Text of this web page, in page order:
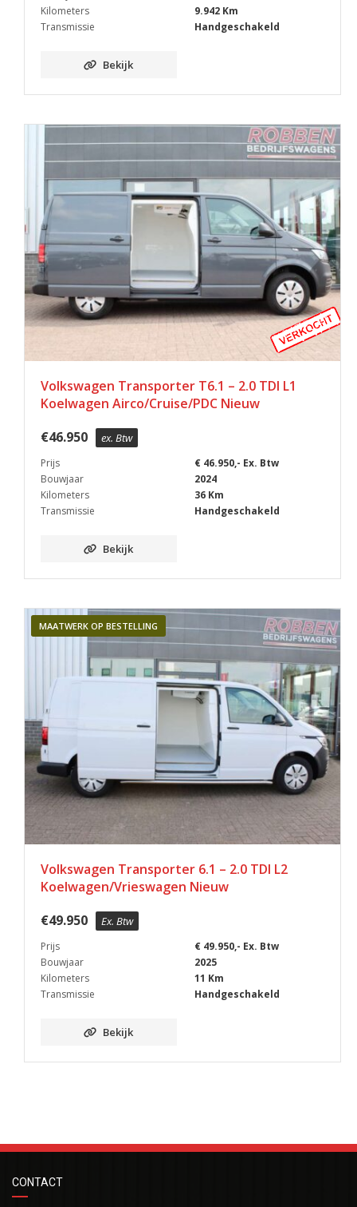
Kilometers
9.942 Km
Transmissie
Handgeschakeld
Bekijk
Volkswagen Transporter T6.1 – 2.0 TDI L1
Koelwagen Airco/Cruise/PDC Nieuw
€46.950 ex. Btw
Prijs
€ 46.950,- Ex. Btw
Bouwjaar
2024
Kilometers
36 Km
Transmissie
Handgeschakeld
Bekijk
MAATWERK OP BESTELLING
Volkswagen Transporter 6.1 – 2.0 TDI L2
Koelwagen/Vrieswagen Nieuw
€49.950 Ex. Btw
Prijs
€ 49.950,- Ex. Btw
Bouwjaar
2025
Kilometers
11 Km
Transmissie
Handgeschakeld
Bekijk
CONTACT